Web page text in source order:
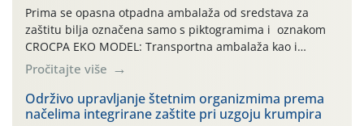
Prima se opasna otpadna ambalaža od sredstava za
zaštitu bilja označena samo s piktogramima i oznakom
CROCPA EKO MODEL: Transportna ambalaža kao i
ambalaža drugih proizvoda koji nisu sredstva za zaštitu
bilja (npr. ambalaža od mineralnih gnojiva,) se ne
prihvaća. Korisnicima je osiguran besplatni povrat
prazne ambalaže isključivo ovih tvrtki: AGROCHEM-MAKS,
Pročitajte više
Održivo upravljanje štetnim organizmima prema
načelima integrirane zaštite pri uzgoju krumpira